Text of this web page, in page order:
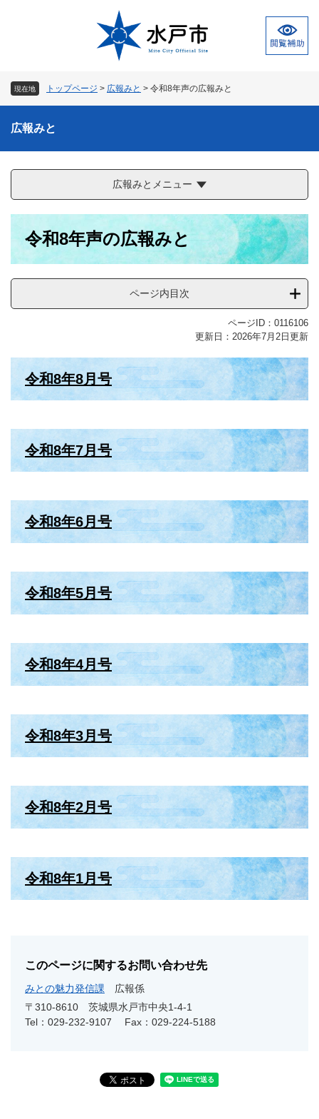
現在地 トップページ > 広報みと > 令和8年声の広報みと
広報みと
広報みとメニュー
令和8年声の広報みと
ページ内目次
ページID：0116106
更新日：2026年7月2日更新
令和8年8月号
令和8年7月号
令和8年6月号
令和8年5月号
令和8年4月号
令和8年3月号
令和8年2月号
令和8年1月号
このページに関するお問い合わせ先
みとの魅力発信課
広報係
〒310-8610
茨城県水戸市中央1-4-1
Tel：029-232-9107
Fax：029-224-5188